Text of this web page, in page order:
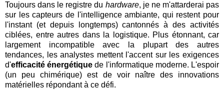
Toujours dans le registre du hardware, je ne m'attarderai pas
sur les capteurs de l'intelligence ambiante, qui restent pour
l'instant (et depuis longtemps) cantonnés à des activités
ciblées, entre autres dans la logistique. Plus étonnant, car
largement incompatible avec la plupart des autres
tendances, les analystes mettent l'accent sur les exigences
d'efficacité énergétique de l'informatique moderne. L'espoir
(un peu chimérique) est de voir naître des innovations
matérielles répondant à ce défi.